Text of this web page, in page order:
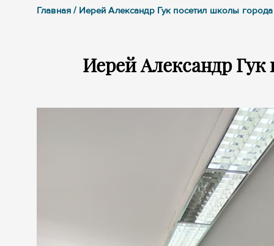
Главная / Иерей Александр Гук посетил школы
Иерей Александр